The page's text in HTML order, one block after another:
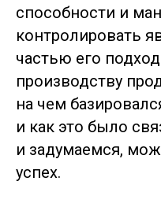
способности и
контролировать
частью его
производству
на чем
и как это было
и задумаемся,
успех.